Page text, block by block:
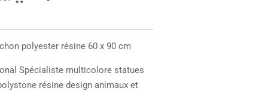
polyester résine 60 x 90 cm
Spécialiste multicolore statues
résine design animaux et